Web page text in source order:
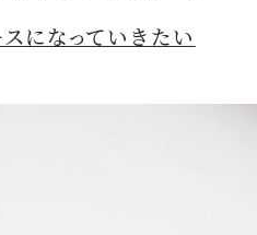
になっていきたい